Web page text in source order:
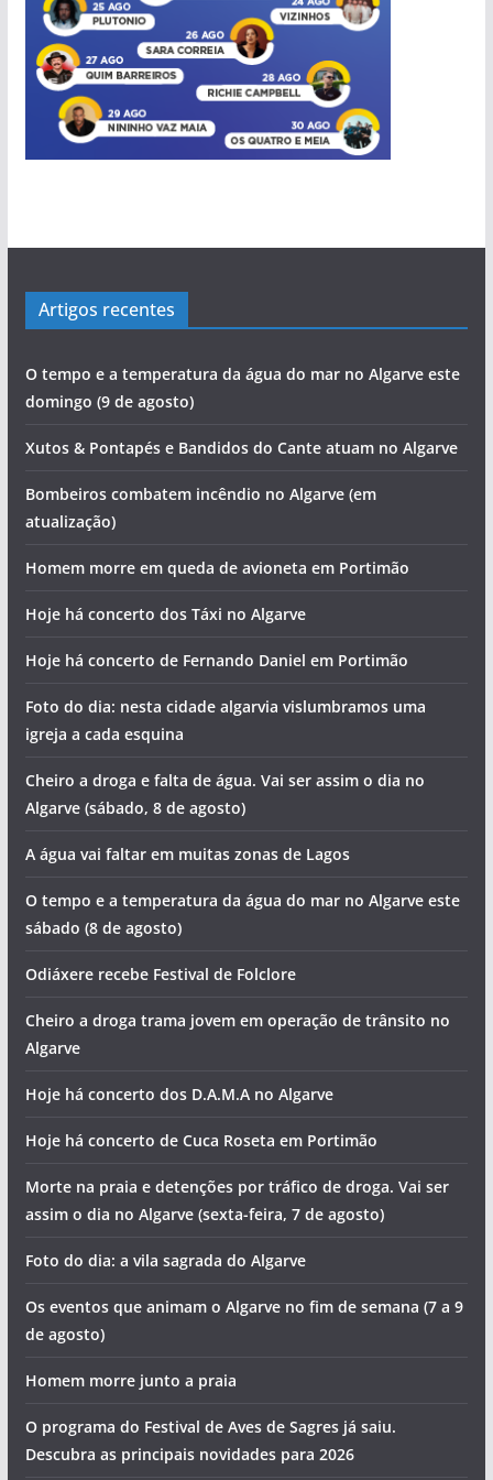
Artigos recentes
O tempo e a temperatura da água do mar no Algarve este
domingo (9 de agosto)
Xutos & Pontapés e Bandidos do Cante atuam no Algarve
Bombeiros combatem incêndio no Algarve (em
atualização)
Homem morre em queda de avioneta em Portimão
Hoje há concerto dos Táxi no Algarve
Hoje há concerto de Fernando Daniel em Portimão
Foto do dia: nesta cidade algarvia vislumbramos uma
igreja a cada esquina
Cheiro a droga e falta de água. Vai ser assim o dia no
Algarve (sábado, 8 de agosto)
A água vai faltar em muitas zonas de Lagos
O tempo e a temperatura da água do mar no Algarve este
sábado (8 de agosto)
Odiáxere recebe Festival de Folclore
Cheiro a droga trama jovem em operação de trânsito no
Algarve
Hoje há concerto dos D.A.M.A no Algarve
Hoje há concerto de Cuca Roseta em Portimão
Morte na praia e detenções por tráfico de droga. Vai ser
assim o dia no Algarve (sexta-feira, 7 de agosto)
Foto do dia: a vila sagrada do Algarve
Os eventos que animam o Algarve no fim de semana (7 a 9
de agosto)
Homem morre junto a praia
O programa do Festival de Aves de Sagres já saiu.
Descubra as principais novidades para 2026